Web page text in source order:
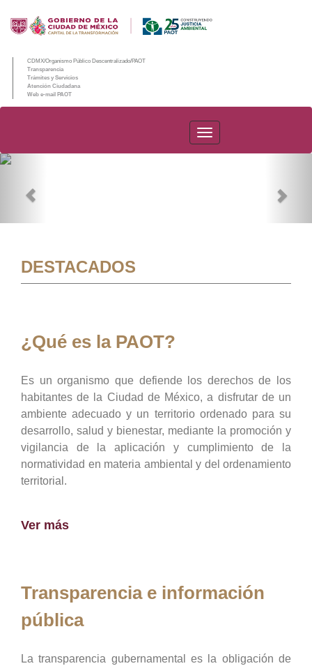
CDMX/Organismo Público Descentralizado/PAOT
Transparencia
Trámites y Servicios
Atención Ciudadana
Web e-mail PAOT
PAOT
DESTACADOS
¿Qué es la PAOT?
Es un organismo que defiende los derechos de los
habitantes de la Ciudad de México, a disfrutar de un
ambiente adecuado y un territorio ordenado para su
desarrollo, salud y bienestar, mediante la promoción y
vigilancia de la aplicación y cumplimiento de la
normatividad en materia ambiental y del ordenamiento
territorial.
Ver más
Transparencia e información
pública
La transparencia gubernamental es la obligación de